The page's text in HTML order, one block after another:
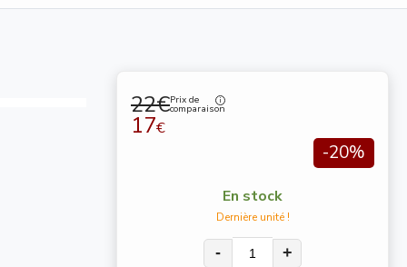
22€Prix de
comparaison
17€
-20%
En stock
Dernière unité !
- +